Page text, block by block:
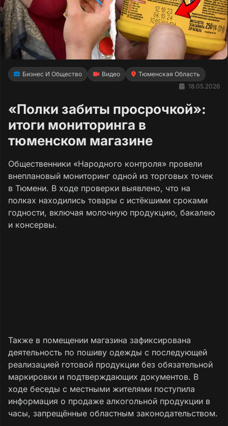
Бизнес И Общество Видео
Тюменская Область
18.05.2026
«Полки забиты просрочкой»:
итоги мониторинга в
тюменском магазине
Общественники «Народного контроля» провели
внеплановый мониторинг одной из торговых точек
в Тюмени. В ходе проверки выявлено, что на
полках находились товары с истёкшими сроками
годности, включая молочную продукцию, бакалею
и консервы.
Также в помещении магазина зафиксирована
деятельность по пошиву одежды с последующей
реализацией готовой продукции без обязательной
маркировки и подтверждающих документов. В
ходе беседы с местными жителями поступила
информация о продаже алкогольной продукции в
часы, запрещённые областным законодательством.